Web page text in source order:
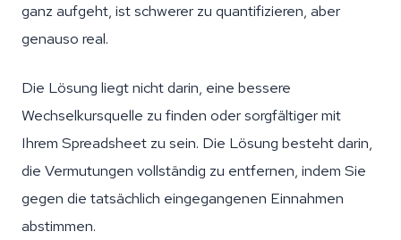
ganz aufgeht, ist schwerer zu quantifizieren, aber
genauso real.
Die Lösung liegt nicht darin, eine bessere
Wechselkursquelle zu finden oder sorgfältiger mit
Ihrem Spreadsheet zu sein. Die Lösung besteht darin,
die Vermutungen vollständig zu entfernen, indem Sie
gegen die tatsächlich eingegangenen Einnahmen
abstimmen.